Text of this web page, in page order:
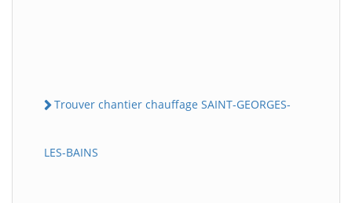
Trouver chantier chauffage SAINT-GEORGES-
LES-BAINS